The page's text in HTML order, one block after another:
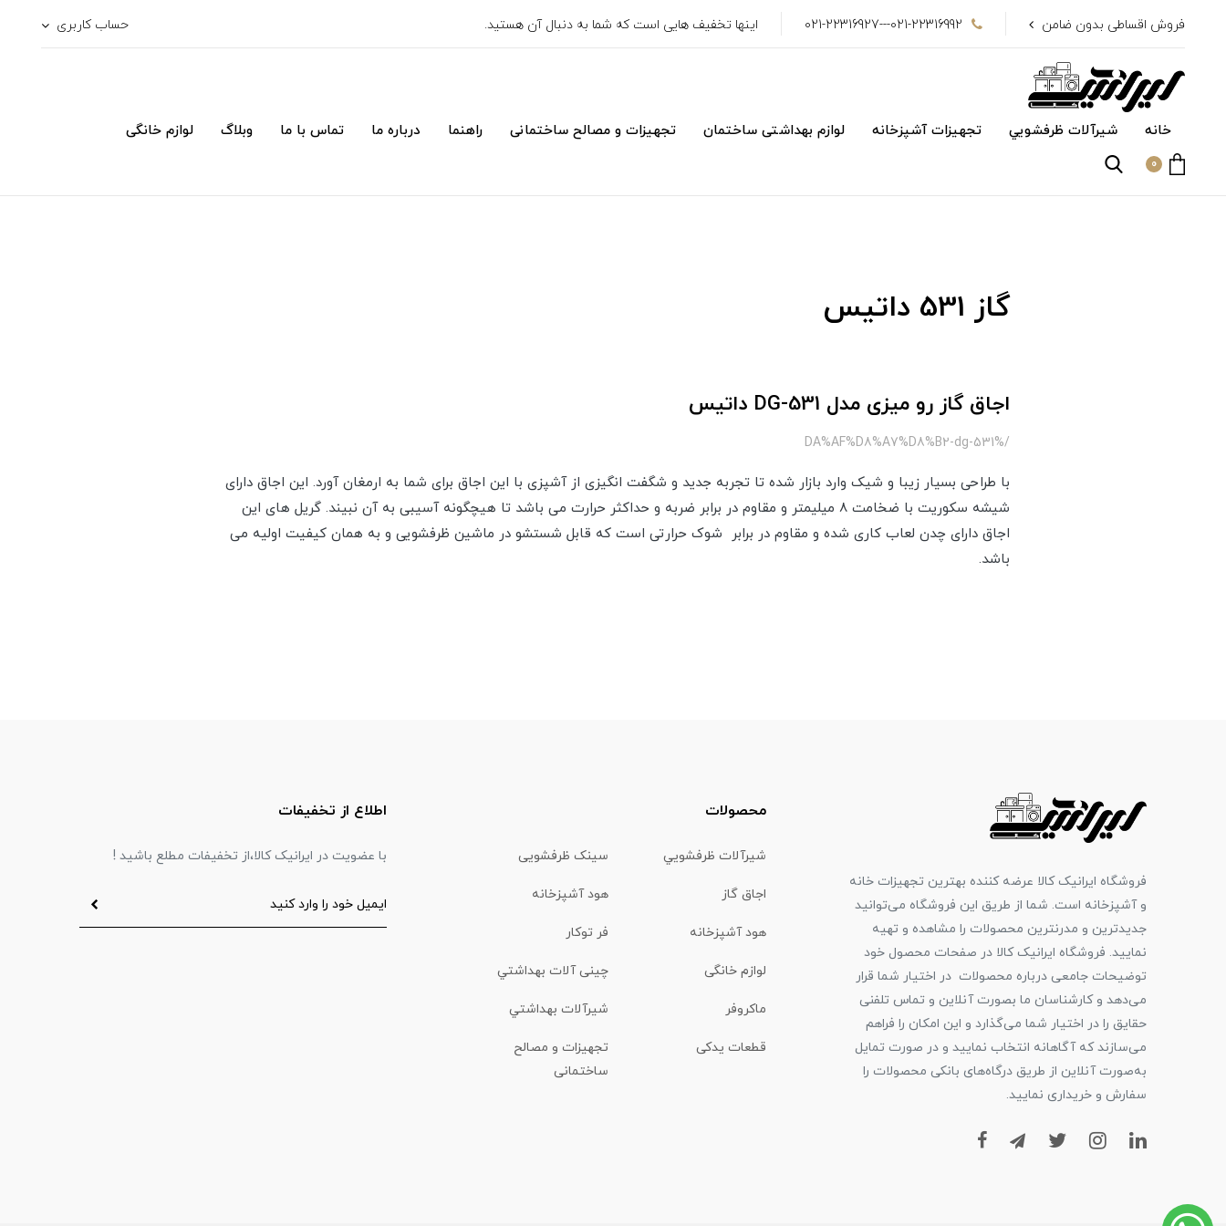
فروش اقساطی بدون ضامن 021-22316992---021-22316927 اینها تخفیف هایی است که شما به دنبال آن هستید. حساب کاربری
خانه شیرآلات ظرفشويي تجهیزات آشپزخانه لوازم بهداشتی ساختمان تجهیزات و مصالح ساختمانی راهنما درباره ما تماس با ما وبلاگ لوازم خانگی
0
گاز 531 داتیس
اجاق گاز رو میزی مدل DG-531 داتیس
/%DA%AF%D8%A7%D8%B2-dg-531
با طراحی بسیار زیبا و شیک وارد بازار شده تا تجربه جدید و شگفت انگیزی از آشپزی با این اجاق برای شما به ارمغان آورد. این اجاق دارای
شیشه سکوریت با ضخامت ۸ میلیمتر و مقاوم در برابر ضربه و حداکثر حرارت می باشد تا هیچگونه آسیبی به آن نبیند. گریل های این
اجاق دارای چدن لعاب کاری شده و مقاوم در برابر شوک حرارتی است که قابل شستشو در ماشین ظرفشویی و به همان کیفیت اولیه می
باشد.
فروشگاه ایرانیک کالا عرضه کننده بهترین تجهیزات خانه
و آشپزخانه است. شما از طریق این فروشگاه می‌توانید
جدیدترین و مدرنترین محصولات را مشاهده و تهیه
نمایید. فروشگاه ایرانیک کالا در صفحات محصول خود
توضیحات جامعی درباره محصولات در اختیار شما قرار
می‌دهد و کارشناسان ما بصورت آنلاین و تماس تلفنی
حقایق را در اختیار شما می‌گذارد و این امکان را فراهم
می‌سازند که آگاهانه انتخاب نمایید و در صورت تمایل
به‌صورت آنلاین از طریق درگاه‌های بانکی محصولات را
سفارش و خریداری نمایید.
محصولات
شیرآلات ظرفشويي سینک ظرفشویی
اجاق گاز هود آشپزخانه
هود آشپزخانه فر توکار
لوازم خانگی چینی آلات بهداشتي
ماكروفر شیرآلات بهداشتي
قطعات یدکی
تجهیزات و مصالح
ساختمانی
اطلاع از تخفیفات
با عضویت در ایرانیک کالا،از تخفیفات مطلع باشید !